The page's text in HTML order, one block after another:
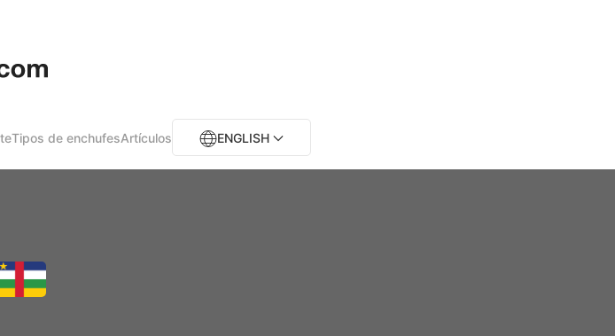
Tipos de enchufesArtículos ENGLISH